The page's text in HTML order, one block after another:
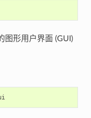
图形用户界面 (GUI)
eim-gui